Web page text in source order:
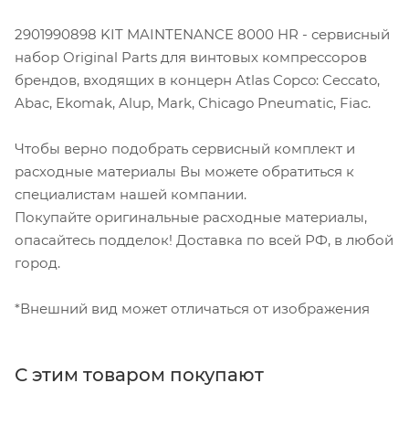
2901990898 KIT MAINTENANCE 8000 HR - сервисный
набор Original Parts для винтовых компрессоров
брендов, входящих в концерн Atlas Copco: Ceccato,
Abac, Ekomak, Alup, Mark, Chicago Pneumatic, Fiac.
Чтобы верно подобрать сервисный комплект и
расходные материалы Вы можете обратиться к
специалистам нашей компании.
Покупайте оригинальные расходные материалы,
опасайтесь подделок! Доставка по всей РФ, в любой
город.
*Внешний вид может отличаться от изображения
С этим товаром покупают